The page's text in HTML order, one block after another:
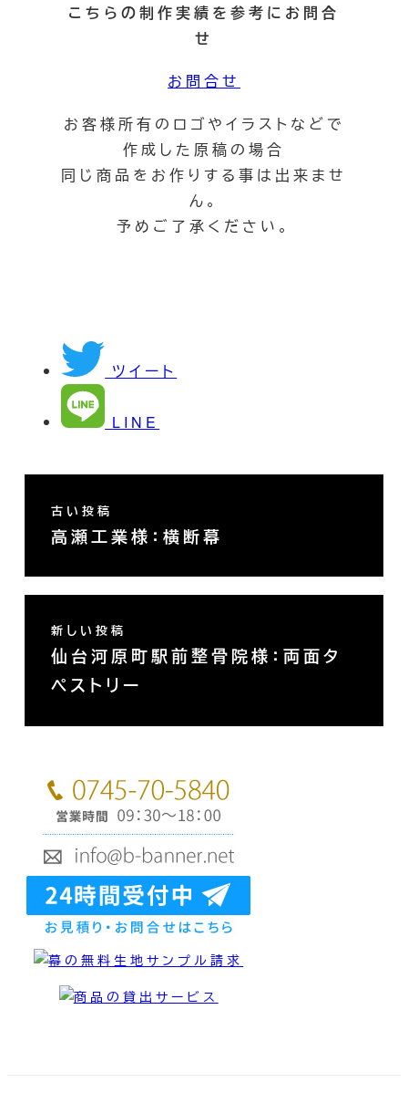
こちらの制作実績を参考にお問合
せ
お問合せ
お客様所有のロゴやイラストなどで
作成した原稿の場合
同じ商品をお作りする事は出来ませ
ん。
予めご了承ください。
ツイート
LINE
古い投稿
高瀬工業様：横断幕
新しい投稿
仙台河原町駅前整骨院様：両面タ
ペストリー